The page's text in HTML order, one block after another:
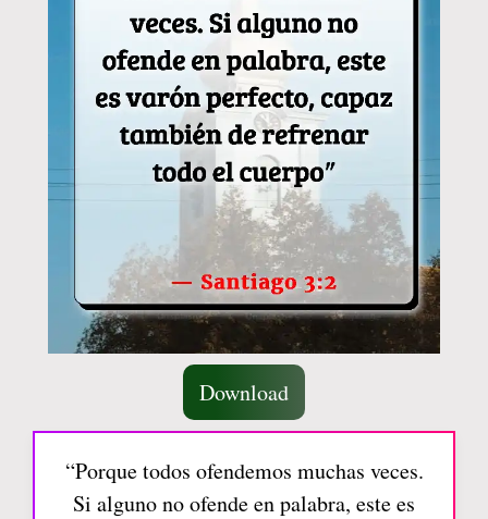
Download
“Porque todos ofendemos muchas veces.
Si alguno no ofende en palabra, este es